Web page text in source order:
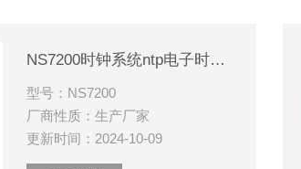
NS7200时钟系统ntp电子时钟同步服务器
型号：NS7200
厂商性质：生产厂家
更新时间：2024-10-09